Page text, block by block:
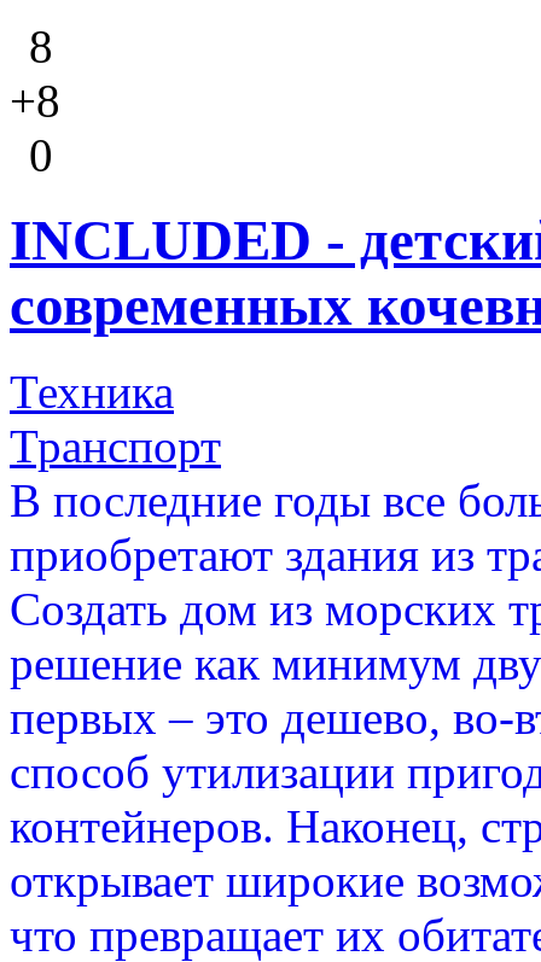
8
+8
0
INCLUDED -
современных
Техника
Транспорт
В последние годы все
приобретают здания из
Создать дом из морских
решение как минимум
первых – это дешево, во-
способ утилизации
контейнеров. Наконец,
открывает широкие
что превращает их